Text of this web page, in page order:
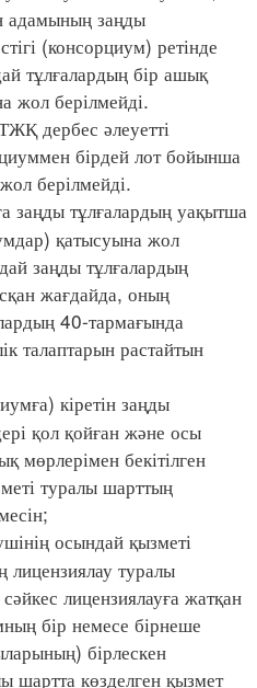
адамының заңды
(консорциум) ретінде
тұлғалардың бір ашық
жол берілмейді.
дербес әлеуетті
бірдей лот бойынша
берілмейді.
тұлғалардың уақытша
қатысуына жол
заңды тұлғалардың
жағдайда, оның
40-тармағында
талаптарын растайтын
кіретін заңды
қол қойған және осы
мөрлерімен бекітілген
туралы шарттың
осындай қызметі
лицензиялау туралы
лицензиялауға жатқан
бір немесе бірнеше
бірлескен
шартта көзделген қызмет